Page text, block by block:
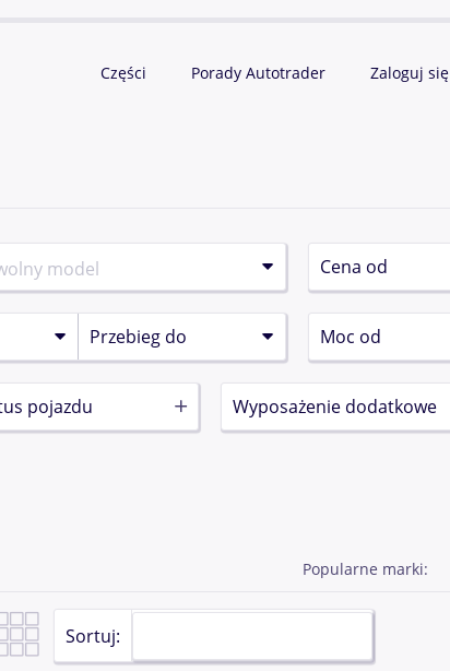
Części Porady Autotrader Zaloguj się
pojazdu Wyposażenie dodatkowe
Popularne marki:
Sortuj: